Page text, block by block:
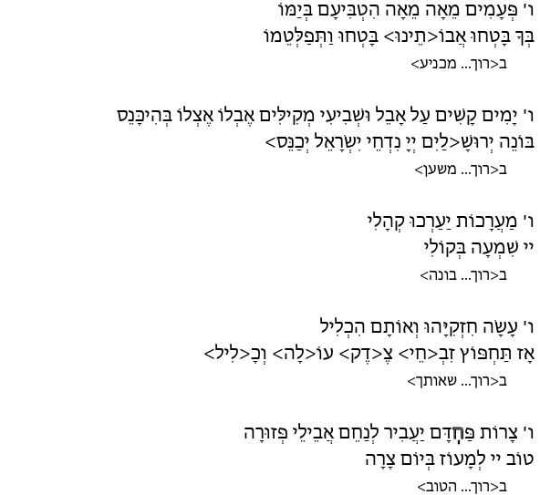
ו' פְּעָמִים מֵאָה מֵאָה הִטְבִּיעָם בְּיַמּוֹ
בְּךָ בָּטְחוּ אֲבוֹ<תֵינוּ> בָּטְחוּ וַתְּפַלְּטֵמוֹ
ב<רוך... מכניע>
ו' יָמִים קָשִׁים עַל אָבֵל וּשְׁבִיעִי מְקִילִּים אֶבְלוֹ אֶצְלוֹ בְּהִיכָּנֵס
בּוֹנֵה יְרוּשָׁ<לַיִם יְיָ נִדְחֵי יִשְׂרָאֵל יְכַנֵּס>
ב<רוך... משען>
ו' מַעֲרָכוֹת יַעַרְכוּ קְהָלִי
יי שִׁמְעָה בְּקוֹלִי
ב<רוך... בונה>
ו' עָשָׂה חִזְקִיָּהוּ וְאוֹתָם הִכְלִיל
אָז תַּחְפּוֹץ זִבְ<חֵי> צֶ<דֶק> עוֹ<לָה> וְכָ<לִיל>
ב<רוך... שאותך>
ו' צָרוֹת פַּחְדָּם יַעֲבִיר לְנַחֵם אֲבֵילֵי פְּזוּרָה
טוֹב יי לְמָעוֹז בְּיוֹם צָרָה
ב<רוך... הטוב>